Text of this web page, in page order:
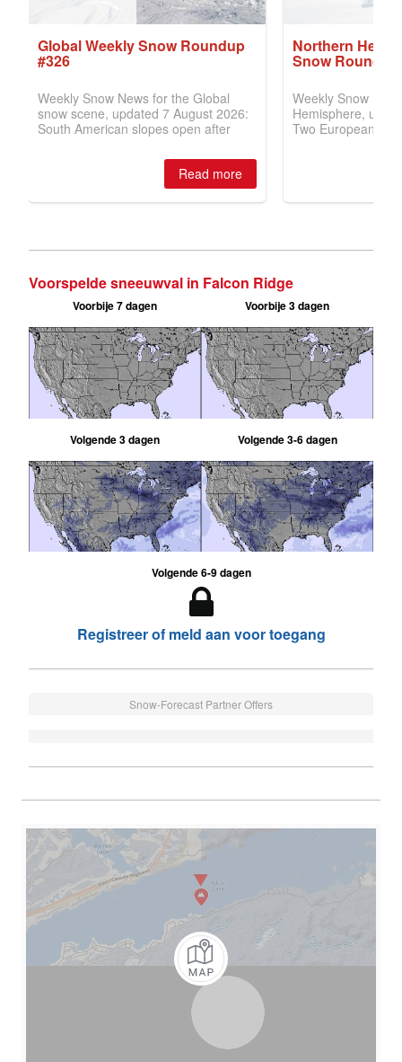
Voorspelde sneeuwval in Falcon Ridge
Voorbije 7 dagen Voorbije 3 dagen
Volgende 3 dagen Volgende 3-6 dagen
Volgende 6-9 dagen
Registreer of meld aan voor toegang
Snow-Forecast Partner Offers